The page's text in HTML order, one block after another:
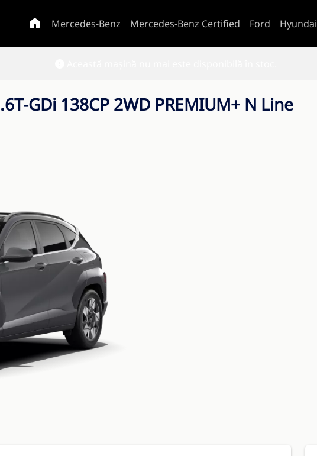
Mercedes-Benz Mercedes-Benz Certified Ford Hyundai
GDi 138CP 2WD PREMIUM+ N Line